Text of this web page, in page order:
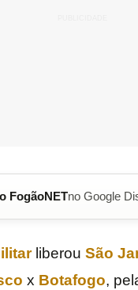
FogãoNETno Google
liberou São
x Botafogo,